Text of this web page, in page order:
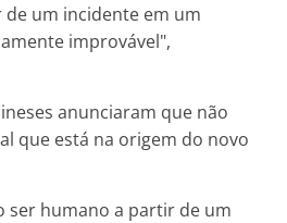
um incidente em um
improvável",
anunciaram que não
que está na origem do novo
ser humano a partir de um